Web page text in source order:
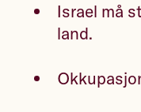
Israel må
land.